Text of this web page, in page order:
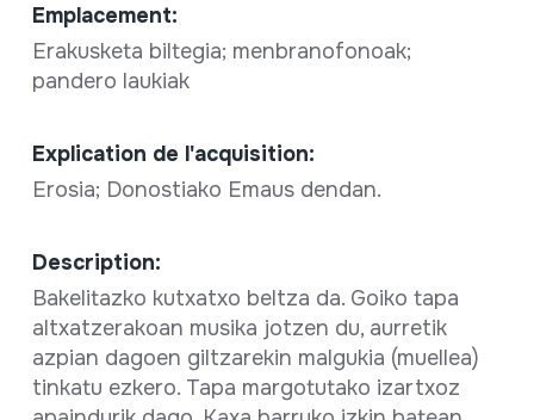
Emplacement:
Erakusketa biltegia; menbranofonoak;
pandero laukiak
Explication de l'acquisition:
Erosia; Donostiako Emaus dendan.
Description:
Bakelitazko kutxatxo beltza da. Goiko tapa
altxatzerakoan musika jotzen du, aurretik
azpian dagoen giltzarekin malgukia (muellea)
tinkatu ezkero. Tapa margotutako izartxoz